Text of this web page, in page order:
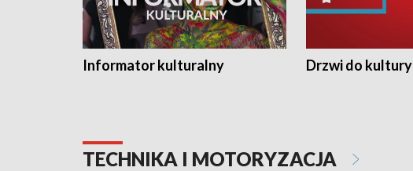
Informator kulturalny Drzwi do kultury
TECHNIKA I MOTORYZACJA